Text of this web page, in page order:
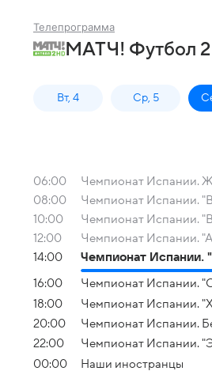
Телепрограмма
МАТЧ! Футбол 2
Вт, 4 Ср, 5
06:00
Чемпионат Испании.
08:00
Чемпионат Испании.
10:00
Чемпионат Испании.
12:00
Чемпионат Испании.
14:00
Чемпионат Испании.
16:00
Чемпионат Испании.
18:00
Чемпионат Испании.
20:00
Чемпионат Испании.
22:00
Чемпионат Испании.
00:00
Наши иностранцы